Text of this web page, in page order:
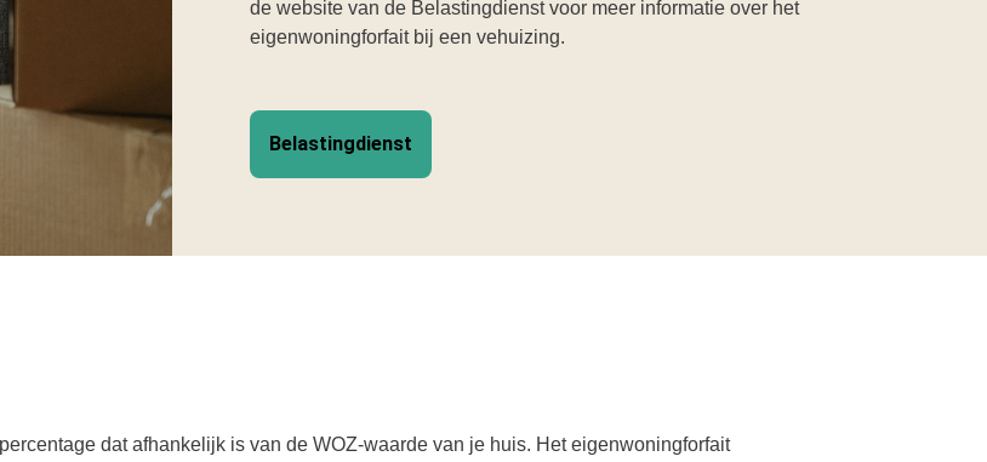
de website van de Belastingdienst voor meer informatie over het
eigenwoningforfait bij een vehuizing.
Belastingdienst
dat afhankelijk is van de WOZ-waarde van je huis. Het eigenwoningforfait